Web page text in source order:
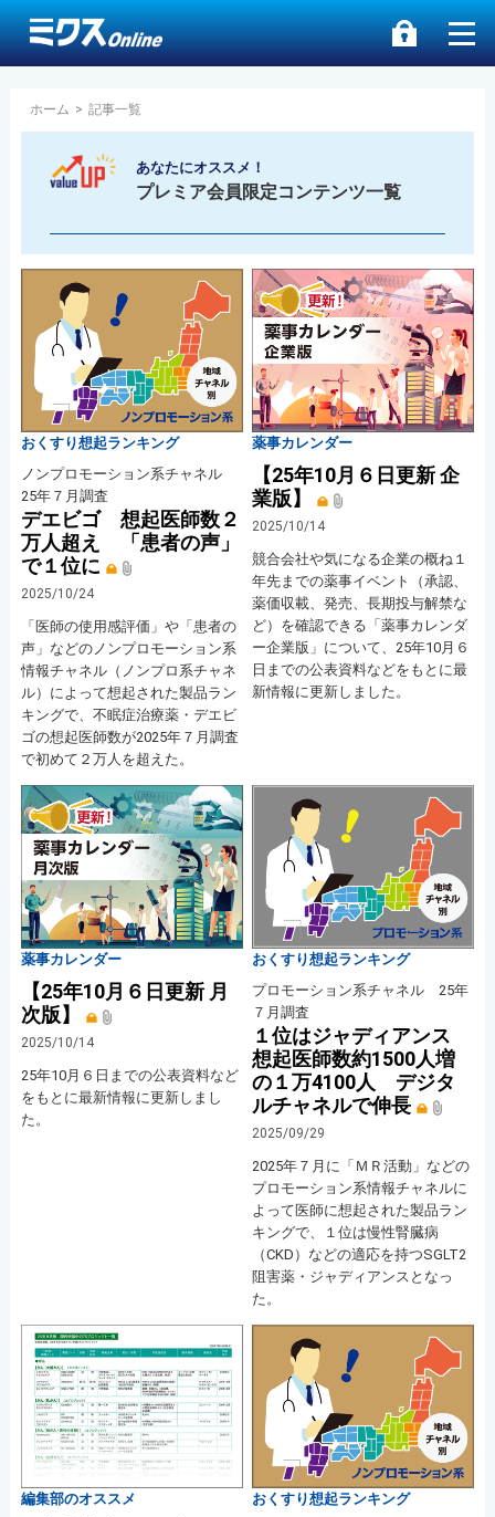
ホーム > 記事一覧
あなたにオススメ！
プレミア会員限定コンテンツ一覧
おくすり想起ランキング
ノンプロモーション系チャネル
25年７月調査
デエビゴ 想起医師数２
万人超え 「患者の声」
で１位に
2025/10/24
「医師の使用感評価」や「患者の
声」などのノンプロモーション系
情報チャネル（ノンプロ系チャネ
ル）によって想起された製品ラン
キングで、不眠症治療薬・デエビ
ゴの想起医師数が2025年７月調査
で初めて２万人を超えた。
薬事カレンダー
【25年10月６日更新 企
業版】
2025/10/14
競合会社や気になる企業の概ね１
年先までの薬事イベント（承認、
薬価収載、発売、長期投与解禁な
ど）を確認できる「薬事カレンダ
ー企業版」について、25年10月６
日までの公表資料などをもとに最
新情報に更新しました。
薬事カレンダー
【25年10月６日更新 月
次版】
2025/10/14
25年10月６日までの公表資料など
をもとに最新情報に更新しまし
た。
おくすり想起ランキング
プロモーション系チャネル 25年
７月調査
１位はジャディアンス
想起医師数約1500人増
の１万4100人 デジタ
ルチャネルで伸長
2025/09/29
2025年７月に「ＭＲ活動」などの
プロモーション系情報チャネルに
よって医師に想起された製品ラン
キングで、１位は慢性腎臓病
（CKD）などの適応を持つSGLT2
阻害薬・ジャディアンスとなっ
た。
編集部のオススメ
おくすり想起ランキング